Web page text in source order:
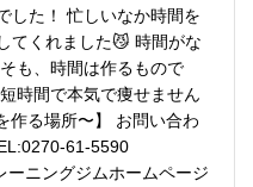
した！ 忙しいなか時間を
てくれました😼 時間がな
も、時間は作るもので
時間で本気で痩せません
作る場所〜】 お問い合わ
61-5590
ニングジムホームページ